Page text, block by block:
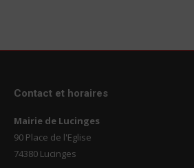
Contact et horaires
Mairie de Lucinges
90 Place de l'Eglise
74380 Lucinges